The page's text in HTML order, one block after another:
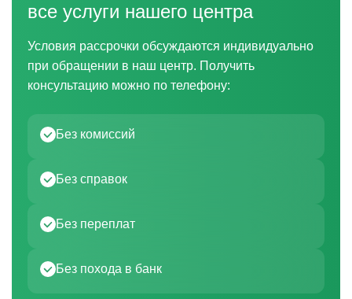
все услуги нашего центра
Условия рассрочки обсуждаются индивидуально
при обращении в наш центр. Получить
консультацию можно по телефону:
Без комиссий
Без справок
Без переплат
Без похода в банк